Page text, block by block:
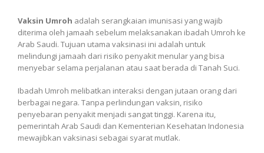
Vaksin Umroh adalah serangkaian imunisasi yang wajib
diterima oleh jamaah sebelum melaksanakan ibadah Umroh ke
Arab Saudi. Tujuan utama vaksinasi ini adalah untuk
melindungi jamaah dari risiko penyakit menular yang bisa
menyebar selama perjalanan atau saat berada di Tanah Suci.
Ibadah Umroh melibatkan interaksi dengan jutaan orang dari
berbagai negara. Tanpa perlindungan vaksin, risiko
penyebaran penyakit menjadi sangat tinggi. Karena itu,
pemerintah Arab Saudi dan Kementerian Kesehatan Indonesia
mewajibkan vaksinasi sebagai syarat mutlak.